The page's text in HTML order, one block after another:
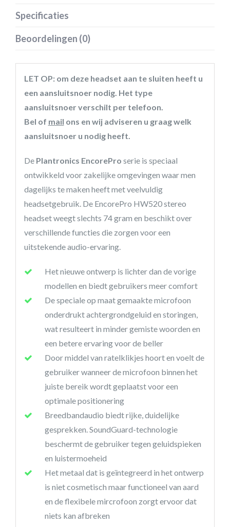
Specificaties
Beoordelingen (0)
LET OP: om deze headset aan te sluiten heeft u
een aansluitsnoer nodig. Het type
aansluitsnoer verschilt per telefoon.
Bel of mail ons en wij adviseren u graag welk
aansluitsnoer u nodig heeft.
De Plantronics EncorePro serie is speciaal
ontwikkeld voor zakelijke omgevingen waar men
dagelijks te maken heeft met veelvuldig
headsetgebruik. De EncorePro HW520 stereo
headset weegt slechts 74 gram en beschikt over
verschillende functies die zorgen voor een
uitstekende audio-ervaring.
Het nieuwe ontwerp is lichter dan de vorige
modellen en biedt gebruikers meer comfort
De speciale op maat gemaakte microfoon
onderdrukt achtergrondgeluid en storingen,
wat resulteert in minder gemiste woorden en
een betere ervaring voor de beller
Door middel van ratelklikjes hoort en voelt de
gebruiker wanneer de microfoon binnen het
juiste bereik wordt geplaatst voor een
optimale positionering
Breedbandaudio biedt rijke, duidelijke
gesprekken. SoundGuard-technologie
beschermt de gebruiker tegen geluidspieken
en luistermoeheid
Het metaal dat is geïntegreerd in het ontwerp
is niet cosmetisch maar functioneel van aard
en de flexibele mircrofoon zorgt ervoor dat
niets kan afbreken